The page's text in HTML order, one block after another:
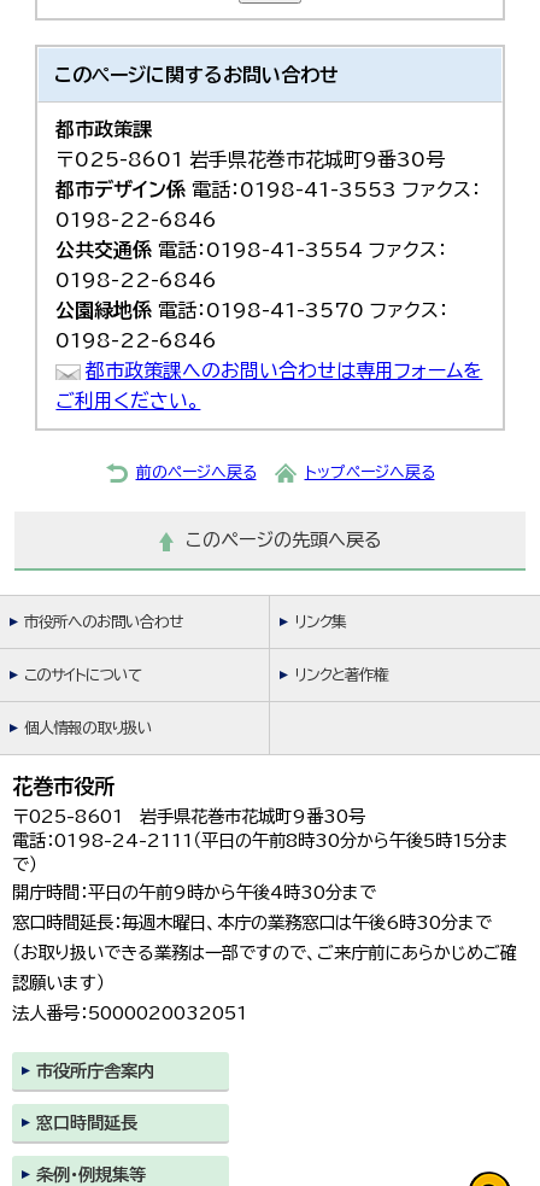
このページに関するお問い合わせ
都市政策課
〒025-8601 岩手県花巻市花城町9番30号
都市デザイン係 電話：0198-41-3553 ファクス：
0198-22-6846
公共交通係 電話：0198-41-3554 ファクス：
0198-22-6846
公園緑地係 電話：0198-41-3570 ファクス：
0198-22-6846
都市政策課へのお問い合わせは専用フォームを
ご利用ください。
前のページへ戻る トップページへ戻る
このページの先頭へ戻る
市役所へのお問い合わせ リンク集
このサイトについて リンクと著作権
個人情報の取り扱い
花巻市役所
〒025-8601 岩手県花巻市花城町9番30号
電話：0198-24-2111（平日の午前8時30分から午後5時15分ま
で）
開庁時間：平日の午前9時から午後4時30分まで
窓口時間延長：毎週木曜日、本庁の業務窓口は午後6時30分まで
（お取り扱いできる業務は一部ですので、ご来庁前にあらかじめご確
認願います）
法人番号：5000020032051
市役所庁舎案内
窓口時間延長
条例・例規集等